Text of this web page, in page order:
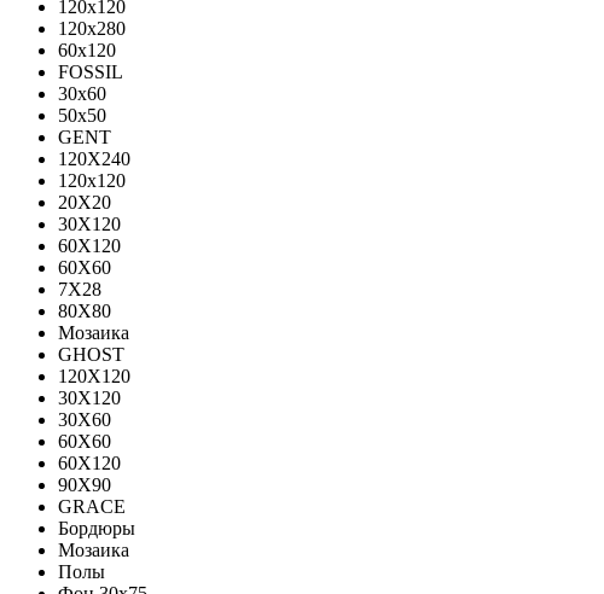
120x120
120x280
60x120
FOSSIL
30x60
50x50
GENT
120X240
120х120
20X20
30X120
60X120
60X60
7X28
80X80
Мозаика
GHOST
120X120
30X120
30X60
60X60
60Х120
90X90
GRACE
Бордюры
Мозаика
Полы